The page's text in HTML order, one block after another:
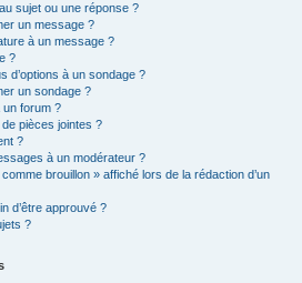
sujet ou une réponse ?
un message ?
à un message ?
?
d’options à un sondage ?
un sondage ?
un forum ?
pièces jointes ?
?
à un modérateur ?
brouillon » affiché lors de la rédaction d’un
d’être approuvé ?
?